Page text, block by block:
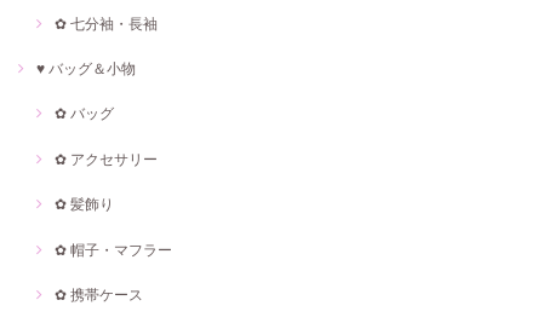
✿ 七分袖・長袖
♥ バッグ＆小物
✿ バッグ
✿ アクセサリー
✿ 髪飾り
✿ 帽子・マフラー
✿ 携帯ケース